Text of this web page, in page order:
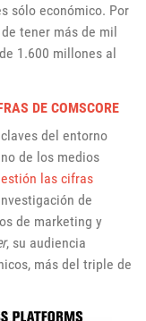
sólo económico. Por
tener más de mil
1.600 millones al
DE COMSCORE
del entorno
de los medios
las cifras
de
de marketing y
, su audiencia
más del triple de